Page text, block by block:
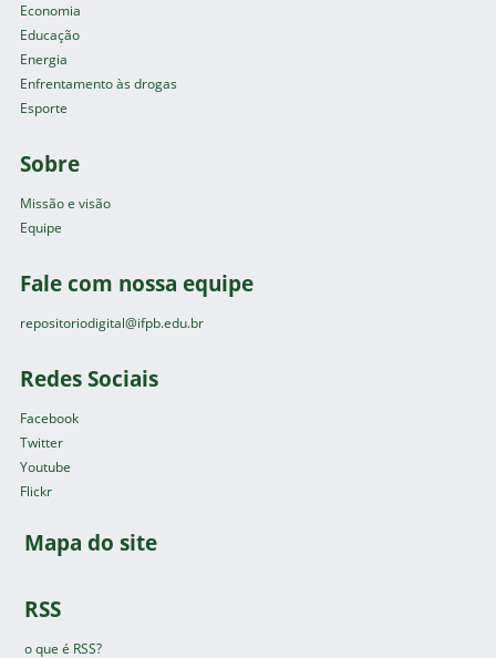
Economia
Educação
Energia
Enfrentamento às drogas
Esporte
Sobre
Missão e visão
Equipe
Fale com nossa equipe
repositoriodigital@ifpb.edu.br
Redes Sociais
Facebook
Twitter
Youtube
Flickr
Mapa do site
RSS
o que é RSS?